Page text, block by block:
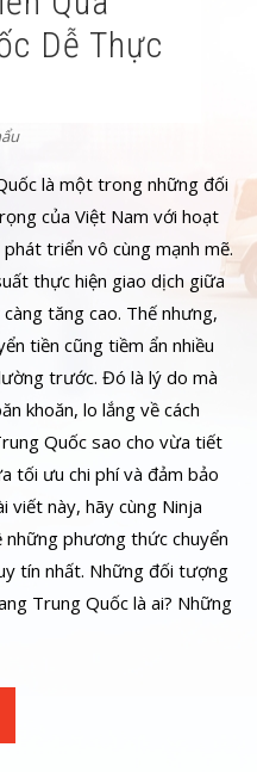
Dễ Thực
là một trong những đối
của Việt Nam với hoạt
triển vô cùng mạnh mẽ.
thực hiện giao dịch giữa
tăng cao. Thế nhưng,
tiền cũng tiềm ẩn nhiều
trước. Đó là lý do mà
khoăn, lo lắng về cách
Quốc sao cho vừa tiết
tối ưu chi phí và đảm bảo
viết này, hãy cùng Ninja
những phương thức chuyển
tín nhất. Những đối tượng
Trung Quốc là ai? Những